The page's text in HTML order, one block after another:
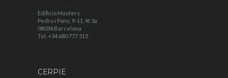
Edificio Masters
Pedro i Pons, 9-11, 4t 3a
08034 Barcelona
Tel. +34 680 777 515
CERPIE